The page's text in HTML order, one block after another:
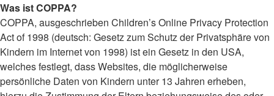
Was ist COPPA?
COPPA, ausgeschrieben Children’s Online Privacy Protection
Act of 1998 (deutsch: Gesetz zum Schutz der Privatsphäre von
Kindern im Internet von 1998) ist ein Gesetz in den USA,
welches festlegt, dass Websites, die möglicherweise
persönliche Daten von Kindern unter 13 Jahren erheben,